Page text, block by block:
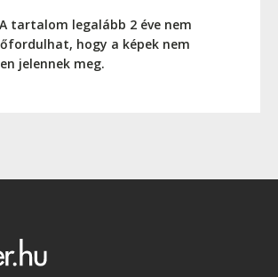
tartalom legalább 2 éve nem
hogy a képek nem
jelennek meg.